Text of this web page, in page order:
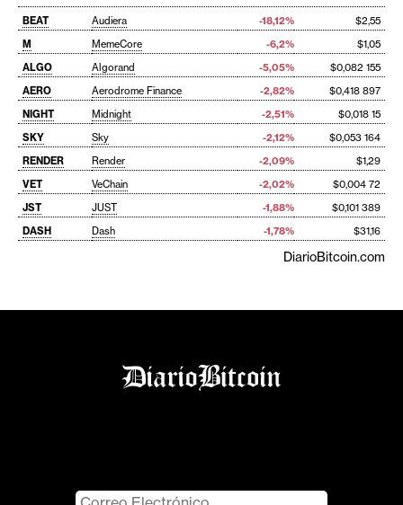
BEAT Audiera -18,12%
$2,55
M
MemeCore -6,2%
$1,05
ALGO
Algorand -5,05%
$0,082 155
AERO
Aerodrome Finance -2,82%
$0,418 897
NIGHT
Midnight -2,51%
$0,018 15
SKY
Sky -2,12%
$0,053 164
RENDER
Render -2,09%
$1,29
VET
VeChain -2,02%
$0,004 72
JST
JUST -1,88%
$0,101 389
DASH
Dash -1,78% $31,16
DiarioBitcoin.com